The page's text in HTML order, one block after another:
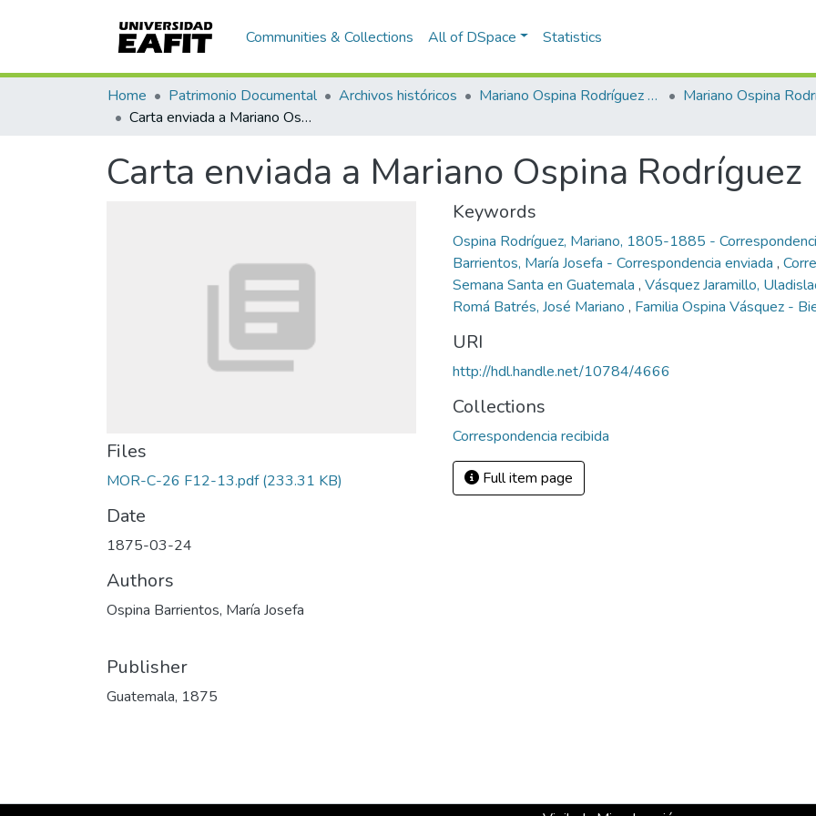
Communities & Collections All of DSpace Statistics
Home Patrimonio Documental Archivos históricos Mariano Ospina Rodríguez (1826 -1912) Mariano Ospina
Carta enviada a Mariano Ospina Rodríguez
Carta enviada a Mariano Ospina Rodríguez
Files
MOR-C-26 F12-13.pdf(233.31 KB)
Date
1875-03-24
Authors
Ospina Barrientos, María Josefa
Publisher
Guatemala, 1875
Keywords
Ospina Rodríguez, Mariano, 1805-1885 -
Barrientos, María Josefa - Correspondencia enviada ,
Semana Santa en Guatemala , Vásquez Jaramillo,
Romá Batrés, José Mariano , Familia Ospina Vásquez -
URI
http://hdl.handle.net/10784/4666
Collections
Correspondencia recibida
Full item page